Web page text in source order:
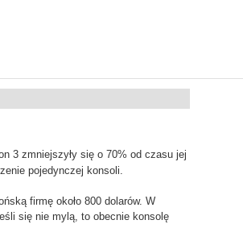
3 zmniejszyły się o 70% od czasu jej
pojedynczej konsoli.
firmę około 800 dolarów. W
się nie mylą, to obecnie konsolę